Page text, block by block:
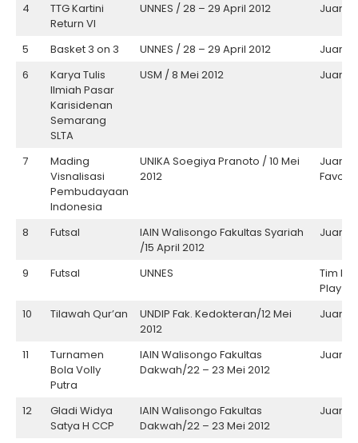
4
TTG Kartini
Return VI
UNNES / 28 – 29 April 2012 Juara
5 Basket 3 on 3 UNNES / 28 – 29 April 2012
Juara
6
Karya Tulis
Ilmiah Pasar
Karisidenan
Semarang
SLTA
USM / 8 Mei 2012 Juara II
7
Mading
Visnalisasi
Pembudayaan
Indonesia
UNIKA Soegiya Pranoto / 10 Mei
2012
Juara
Favorit
8 Futsal
IAIN Walisongo Fakultas Syariah
/15 April 2012
Juara II
9 Futsal UNNES
Tim Fair
Play
10
Tilawah Qur’an
UNDIP Fak. Kedokteran/12 Mei
2012
Juara I
11
Turnamen
Bola Volly
Putra
IAIN Walisongo Fakultas
Dakwah/22 – 23 Mei 2012
Juara II
12
Gladi Widya
Satya H CCP
IAIN Walisongo Fakultas
Dakwah/22 – 23 Mei 2012
Juara